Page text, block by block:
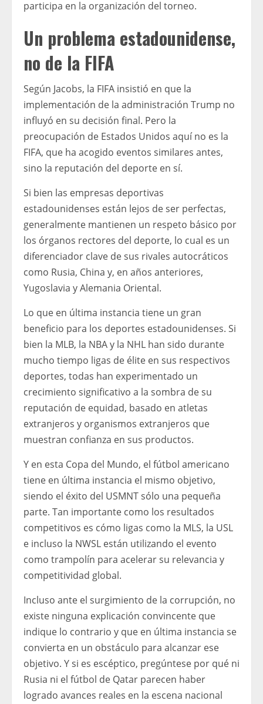
participa en la organización del torneo.
Un problema estadounidense,
no de la FIFA
Según Jacobs, la FIFA insistió en que la
implementación de la administración Trump no
influyó en su decisión final. Pero la
preocupación de Estados Unidos aquí no es la
FIFA, que ha acogido eventos similares antes,
sino la reputación del deporte en sí.
Si bien las empresas deportivas
estadounidenses están lejos de ser perfectas,
generalmente mantienen un respeto básico por
los órganos rectores del deporte, lo cual es un
diferenciador clave de sus rivales autocráticos
como Rusia, China y, en años anteriores,
Yugoslavia y Alemania Oriental.
Lo que en última instancia tiene un gran
beneficio para los deportes estadounidenses. Si
bien la MLB, la NBA y la NHL han sido durante
mucho tiempo ligas de élite en sus respectivos
deportes, todas han experimentado un
crecimiento significativo a la sombra de su
reputación de equidad, basado en atletas
extranjeros y organismos extranjeros que
muestran confianza en sus productos.
Y en esta Copa del Mundo, el fútbol americano
tiene en última instancia el mismo objetivo,
siendo el éxito del USMNT sólo una pequeña
parte. Tan importante como los resultados
competitivos es cómo ligas como la MLS, la USL
e incluso la NWSL están utilizando el evento
como trampolín para acelerar su relevancia y
competitividad global.
Incluso ante el surgimiento de la corrupción, no
existe ninguna explicación convincente que
indique lo contrario y que en última instancia se
convierta en un obstáculo para alcanzar ese
objetivo. Y si es escéptico, pregúntese por qué ni
Rusia ni el fútbol de Qatar parecen haber
logrado avances reales en la escena nacional